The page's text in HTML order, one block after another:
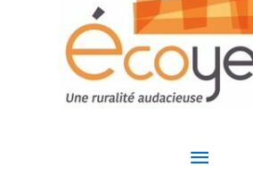
MENU